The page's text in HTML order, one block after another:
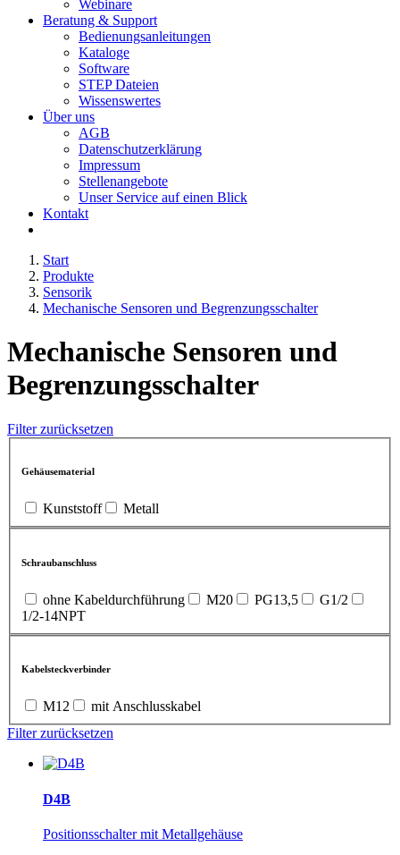
Webinare
Beratung & Support
Bedienungsanleitungen
Kataloge
Software
STEP Dateien
Wissenswertes
Über uns
AGB
Datenschutzerklärung
Impressum
Stellenangebote
Unser Service auf einen Blick
Kontakt
Start
Produkte
Sensorik
Mechanische Sensoren und Begrenzungsschalter
Mechanische Sensoren und
Begrenzungsschalter
Filter zurücksetzen
Gehäusematerial
Kunststoff Metall
Schraubanschluss
ohne Kabeldurchführung M20 PG13,5
G1/2
1/2-14NPT
Kabelsteckverbinder
M12
mit Anschlusskabel
Filter zurücksetzen
D4B
Positionsschalter mit Metallgehäuse